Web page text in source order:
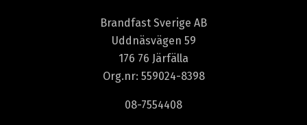
Brandfast Sverige AB
Uddnäsvägen 59
176 76 Järfälla
Org.nr: 559024-8398
08-7554408